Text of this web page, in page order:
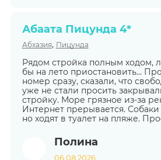
Абаата Пицунда 4*
Абхазия, Пицунда
Рядом стройка полным ходом,
бы на лето приостановить...
номер сразу, сказали, что
уже не стали просить
стройку. Море грязное из-за
Интернет прерывается.
но ходят в туалет на пляже.
Полина
06.08.2026